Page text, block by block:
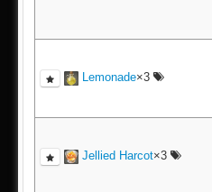
Lemonade×3
Jellied Harcot×3